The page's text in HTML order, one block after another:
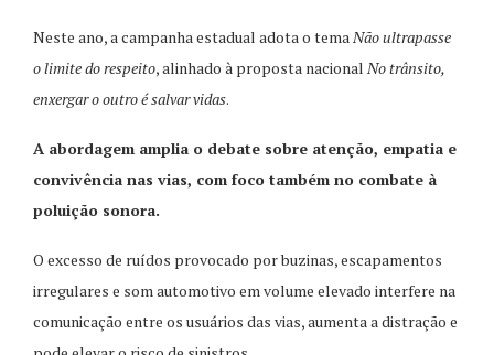
Neste ano, a campanha estadual adota o temaNão ultrapasse
o limite do respeito, alinhado à proposta nacional No trânsito,
enxergar o outro é salvar vidas.
A abordagem amplia o debate sobre atenção, empatia e
convivência nas vias, com foco também no combate à
poluição sonora.
O excesso de ruídos provocado por buzinas, escapamentos
irregulares e som automotivo em volume elevado interfere na
comunicação entre os usuários das vias, aumenta a distração e